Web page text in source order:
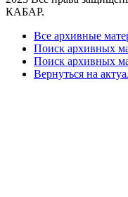
КАБАР.
Все архивные
Поиск архивных
Поиск архивных
Вернуться на